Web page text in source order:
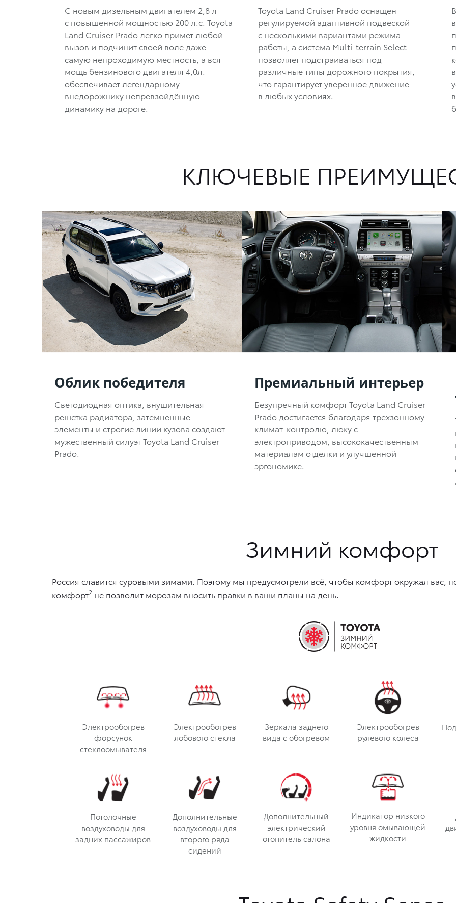
С новым дизельным двигателем 2,8 л
с повышенной мощностью 200 л.с. Toyota
Land Cruiser Prado легко примет любой
вызов и подчинит своей воле даже
самую непроходимую местность, а вся
мощь бензинового двигателя 4,0л.
обеспечивает легендарному
внедорожнику непревзойдённую
динамику на дороге.
Toyota Land Cruiser Prado оснащен
регулируемой адаптивной подвеской
с несколькими вариантами режима
работы, а система Multi-terrain Select
позволяет подстраиваться под
различные типы дорожного покрытия,
что гарантирует уверенное движение
в любых условиях.
КЛЮЧЕВЫЕ
Облик победителя
Светодиодная оптика, внушительная
решетка радиатора, затемненные
элементы и строгие линии кузова создают
мужественный силуэт Toyota Land Cruiser
Prado.
Премиальный интерьер
Безупречный комфорт Toyota Land Cruiser
Prado достигается благодаря трехзонному
климат-контролю, люку с
электроприводом, высококачественным
материалам отделки и улучшенной
эргономике.
Зимний комфорт
Россия славится суровыми зимами. Поэтому мы предусмотрели всё, чтобы комфорт окружал вас,
комфорт2 не позволит морозам вносить правки в ваши планы на день.
Электрообогрев
форсунок
стеклоомывателя
Электрообогрев
лобового стекла
Зеркала заднего
вида с обогревом
Электрообогрев
рулевого колеса
Потолочные
воздуховоды для
задних пассажиров
Дополнительные
воздуховоды для
второго ряда
сидений
Дополнительный
электрический
отопитель салона
Индикатор низкого
уровня омывающей
жидкости